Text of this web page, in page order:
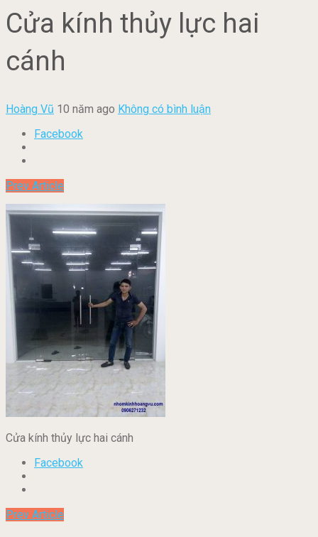
Cửa kính thủy lực hai
cánh
Hoàng Vũ 10 năm ago Không có bình luận
Facebook
Prev Article
Cửa kính thủy lực hai cánh
Facebook
Prev Article